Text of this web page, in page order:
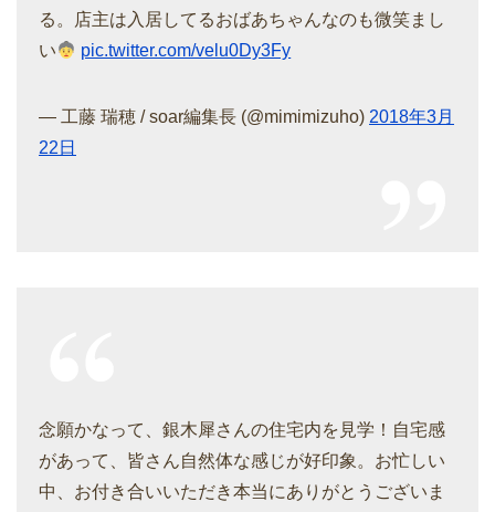
る。店主は入居してるおばあちゃんなのも微笑まし
い
pic.twitter.com/velu0Dy3Fy
— 工藤 瑞穂 / soar編集長 (@mimimizuho) 2018年3月
22日
念願かなって、銀木犀さんの住宅内を見学！自宅感
があって、皆さん自然体な感じが好印象。お忙しい
中、お付き合いいただき本当にありがとうございま